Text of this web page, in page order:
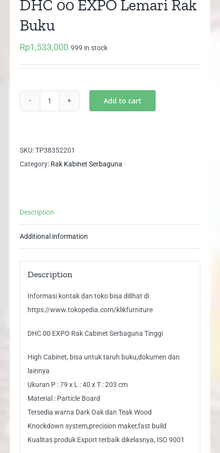
DHC 00 EXPO Lemari Rak
Buku
Rp1,533,000 999 in stock
Lemari
Rak
Add to cart
SKU:TP38352201
Category: Rak Kabinet Serbaguna
Description
Additional information
Description
Informasi kontak dan toko bisa dilihat di
https://www.tokopedia.com/klikfurniture
DHC 00 EXPO Rak Cabinet Serbaguna Tinggi
High Cabinet, bisa untuk taruh buku,dokumen dan
lainnya
Ukuran P : 79 x L : 40 x T : 203 cm
Material : Particle Board
Tersedia warna Dark Oak dan Teak Wood
Knockdown system,precision maker,fast build
Kualitas produk Export terbaik dikelasnya, ISO 9001